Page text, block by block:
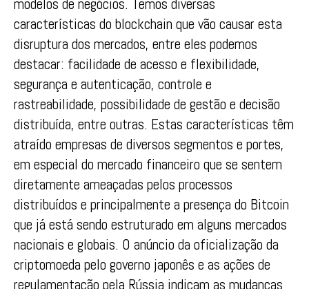
características do blockchain que vão causar esta
disruptura dos mercados, entre eles podemos
destacar: facilidade de acesso e flexibilidade,
segurança e autenticação, controle e
rastreabilidade, possibilidade de gestão e decisão
distribuída, entre outras. Estas características têm
atraído empresas de diversos segmentos e portes,
em especial do mercado financeiro que se sentem
diretamente ameaçadas pelos processos
distribuídos e principalmente a presença do Bitcoin
que já está sendo estruturado em alguns mercados
nacionais e globais. O anúncio da oficialização da
criptomoeda pelo governo japonês e as ações de
regulamentação pela Rússia indicam as mudanças